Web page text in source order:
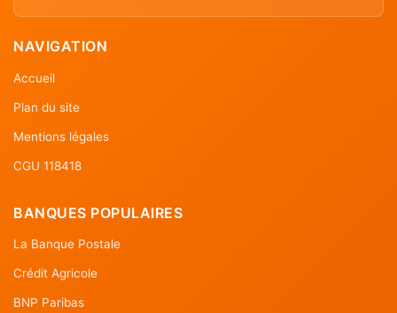
NAVIGATION
Accueil
Plan du site
Mentions légales
CGU 118418
BANQUES POPULAIRES
La Banque Postale
Crédit Agricole
BNP Paribas